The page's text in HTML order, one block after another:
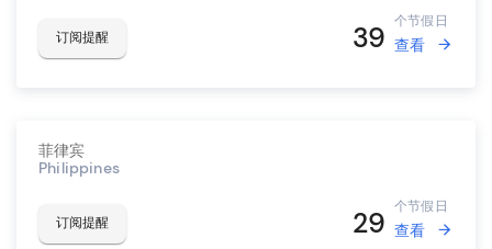
订阅提醒 39 个节假日
查看
菲律宾
Philippines
订阅提醒 29 个节假日
查看